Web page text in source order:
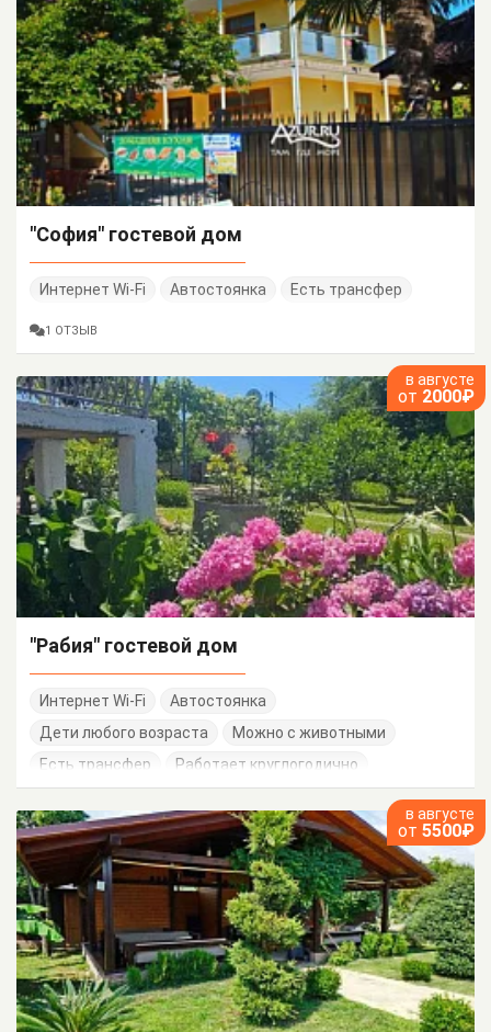
"София" гостевой дом
Интернет Wi-Fi Автостоянка Есть трансфер
1 ОТЗЫВ
в августе
от 2000₽
"Рабия" гостевой дом
Интернет Wi-Fi
Автостоянка
Дети любого возраста
Можно с животными
Есть трансфер
Работает круглогодично
в августе
от 5500₽